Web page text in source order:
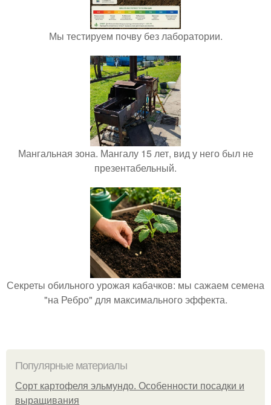
Мы тестируем почву без лаборатории.
Мангальная зона. Мангалу 15 лет, вид у него был не
презентабельный.
Секреты обильного урожая кабачков: мы сажаем семена
"на Ребро" для максимального эффекта.
Популярные материалы
Сорт картофеля эльмундо. Особенности посадки и
выращивания